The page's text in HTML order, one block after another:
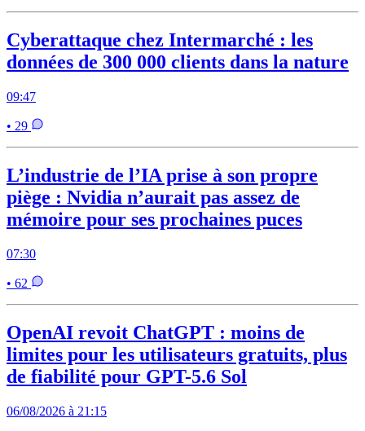
Cyberattaque chez Intermarché : les
données de 300 000 clients dans la nature
09:47
• 29
L’industrie de l’IA prise à son propre
piège : Nvidia n’aurait pas assez de
mémoire pour ses prochaines puces
07:30
• 62
OpenAI revoit ChatGPT : moins de
limites pour les utilisateurs gratuits, plus
de fiabilité pour GPT-5.6 Sol
06/08/2026 à 21:15